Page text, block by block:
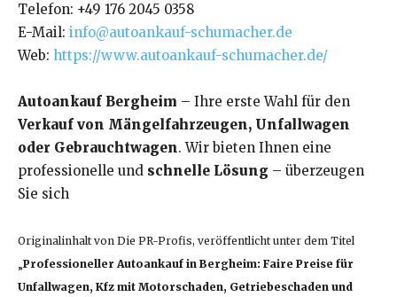
Telefon: +49 176 2045 0358
E-Mail: info@autoankauf-schumacher.de
Web: https://www.autoankauf-schumacher.de/
Autoankauf Bergheim – Ihre erste Wahl für den
Verkauf von Mängelfahrzeugen, Unfallwagen
oder Gebrauchtwagen. Wir bieten Ihnen eine
professionelle und schnelle Lösung – überzeugen
Sie sich
Originalinhalt von Die PR-Profis, veröffentlicht unter dem Titel
„Professioneller Autoankauf in Bergheim: Faire Preise für
Unfallwagen, Kfz mit Motorschaden, Getriebeschaden und